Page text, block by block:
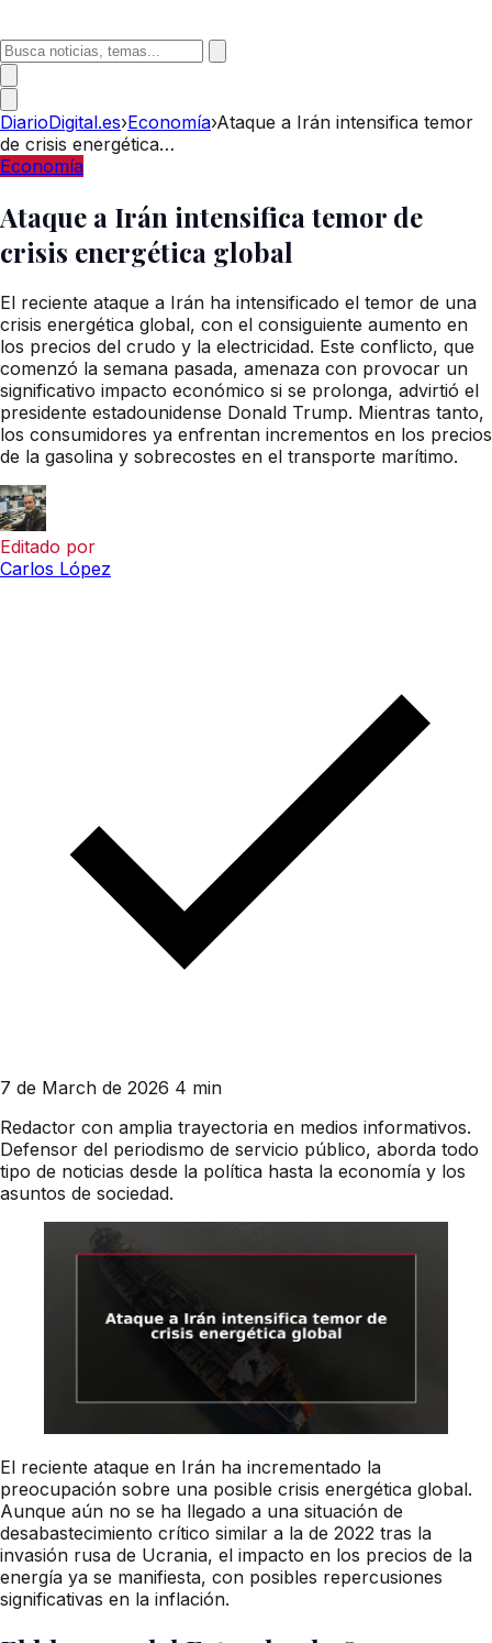
DiarioDigital.es›Economía›Ataque a Irán intensifica temor
de crisis energética…
Economía
Ataque a Irán intensifica temor de
crisis energética global
El reciente ataque a Irán ha intensificado el temor de una
crisis energética global, con el consiguiente aumento en
los precios del crudo y la electricidad. Este conflicto, que
comenzó la semana pasada, amenaza con provocar un
significativo impacto económico si se prolonga, advirtió el
presidente estadounidense Donald Trump. Mientras tanto,
los consumidores ya enfrentan incrementos en los precios
de la gasolina y sobrecostes en el transporte marítimo.
Editado por
Carlos López
7 de March de 2026 4 min
Redactor con amplia trayectoria en medios informativos.
Defensor del periodismo de servicio público, aborda todo
tipo de noticias desde la política hasta la economía y los
asuntos de sociedad.
El reciente ataque en Irán ha incrementado la
preocupación sobre una posible crisis energética global.
Aunque aún no se ha llegado a una situación de
desabastecimiento crítico similar a la de 2022 tras la
invasión rusa de Ucrania, el impacto en los precios de la
energía ya se manifiesta, con posibles repercusiones
significativas en la inflación.